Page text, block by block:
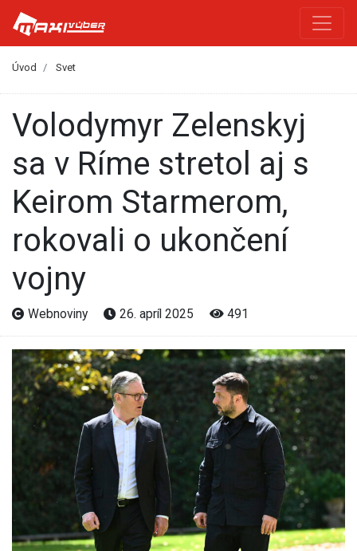
Úvod Svet
Volodymyr Zelenskyj
sa v Ríme stretol aj s
Keirom Starmerom,
rokovali o ukončení
vojny
Webnoviny 26. apríl 2025 491